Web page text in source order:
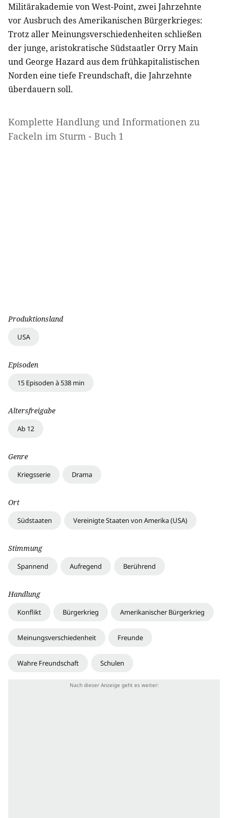
Militärakademie von West-Point, zwei Jahrzehnte
vor Ausbruch des Amerikanischen Bürgerkrieges:
Trotz aller Meinungsverschiedenheiten schließen
der junge, aristokratische Südstaatler Orry Main
und George Hazard aus dem frühkapitalistischen
Norden eine tiefe Freundschaft, die Jahrzehnte
überdauern soll.
Komplette Handlung und Informationen zu
Fackeln im Sturm - Buch 1
Produktionsland
USA
Episoden
15 Episoden à 538 min
Altersfreigabe
Ab 12
Genre
Kriegsserie Drama
Ort
Südstaaten Vereinigte Staaten von Amerika (USA)
Stimmung
Spannend Aufregend Berührend
Handlung
Konflikt Bürgerkrieg Amerikanischer Bürgerkrieg
Meinungsverschiedenheit Freunde
Wahre Freundschaft Schulen